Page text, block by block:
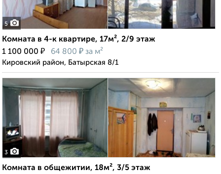
5
Комната в 4-к квартире, 17м², 2/9 этаж
1 100 000 ₽ 64 800 ₽ за м²
Кировский район, Батырская 8/1
3
Комната в общежитии, 18м², 3/5 этаж